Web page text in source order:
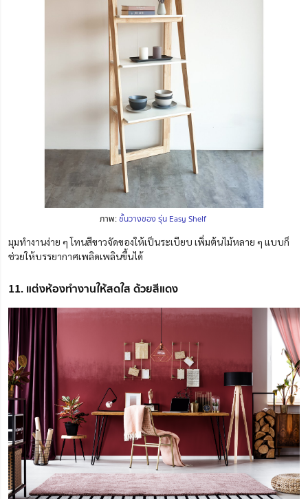
ภาพ:ชั้นวางของ รุ่น Easy Shelf
มุมทำงานง่าย ๆ โทนสีขาวจัดของให้เป็นระเบียบ เพิ่มต้นไม้หลาย ๆ แบบก็
ช่วยให้บรรยากาศเพลิดเพลินขึ้นได้
11. แต่งห้องทำงานให้สดใส ด้วยสีแดง